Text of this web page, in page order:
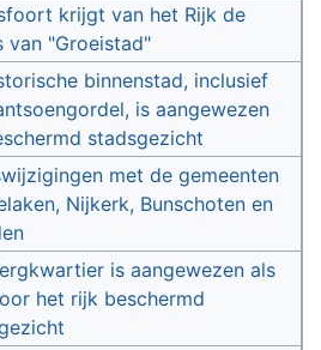
krijgt van het Rijk de
van "Groeistad"
binnenstad, inclusief
is aangewezen
stadsgezicht
met de gemeenten
Nijkerk, Bunschoten en
is aangewezen als
het rijk beschermd